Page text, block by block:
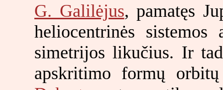
G. Galilėjus, pamatęs
heliocentrinės sistemos
simetrijos likučius. Ir
apskritimo formų